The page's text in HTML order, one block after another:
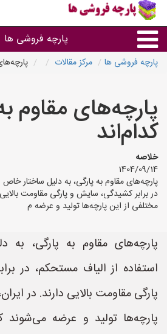
پارچه فروشی ها
پارچه براساس رنگ طرح
پارچه فروشی ها مرکز مقالات
پارچه‌های مقاوم
کدام‌اند
خلاصه
1404/09/14
پارچه‌های مقاوم به پارگی، به دلیل ساختار
در برابر کشیدگی، سایش و پارگی مقاومت بالایی
مختلفی از این پارچه‌ها تولید و عرضه م
پارچه‌های مقاوم به پارگی،
استفاده از الیاف مستحکم، در
پارگی مقاومت بالایی دارند. در
پارچه‌ها تولید و عرضه می‌شوند